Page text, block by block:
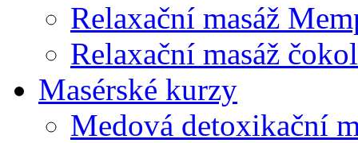
Relaxační masáž
Relaxační masáž
Masérské kurzy
Medová detoxikační